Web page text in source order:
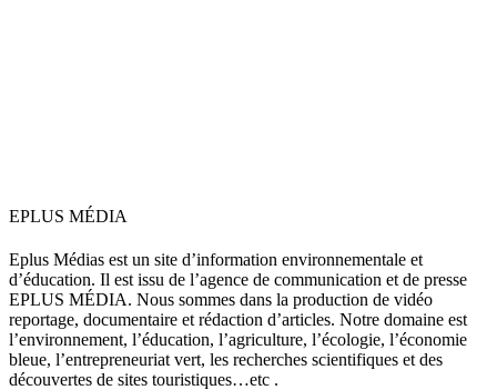
EPLUS MÉDIA
Eplus Médias est un site d’information environnementale et
d’éducation. Il est issu de l’agence de communication et de presse
EPLUS MÉDIA. Nous sommes dans la production de vidéo
reportage, documentaire et rédaction d’articles. Notre domaine est
l’environnement, l’éducation, l’agriculture, l’écologie, l’économie
bleue, l’entrepreneuriat vert, les recherches scientifiques et des
découvertes de sites touristiques…etc .